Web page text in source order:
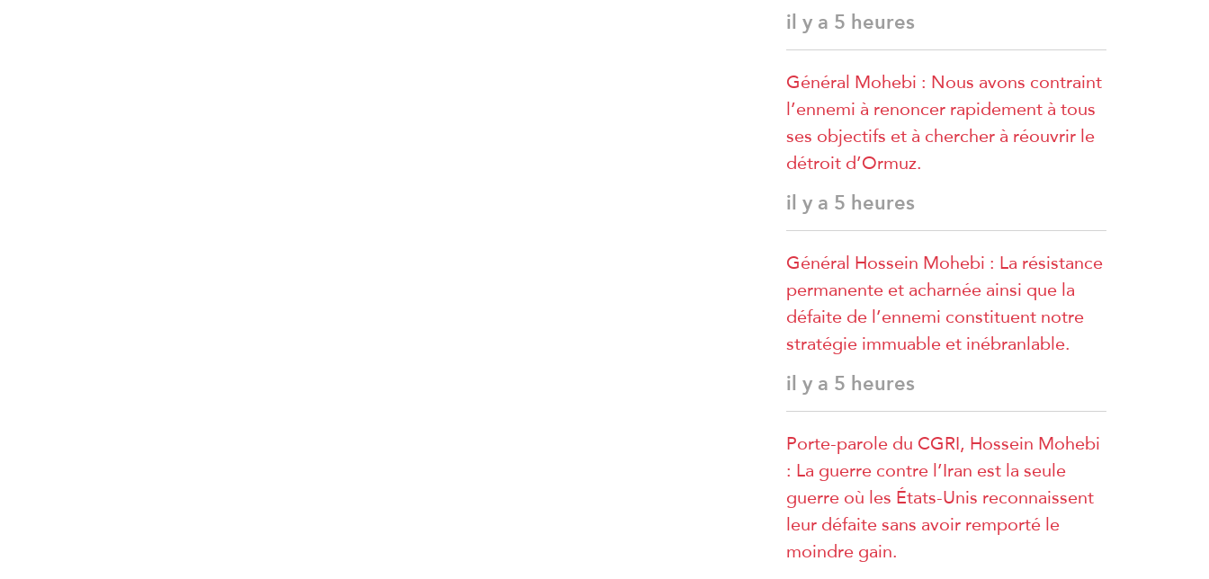
il y a 5 heures
Général Mohebi : Nous avons contraint
l’ennemi à renoncer rapidement à tous
ses objectifs et à chercher à réouvrir le
détroit d’Ormuz.
il y a 5 heures
Général Hossein Mohebi : La résistance
permanente et acharnée ainsi que la
défaite de l’ennemi constituent notre
stratégie immuable et inébranlable.
il y a 5 heures
Porte-parole du CGRI, Hossein Mohebi
: La guerre contre l’Iran est la seule
guerre où les États-Unis reconnaissent
leur défaite sans avoir remporté le
moindre gain.